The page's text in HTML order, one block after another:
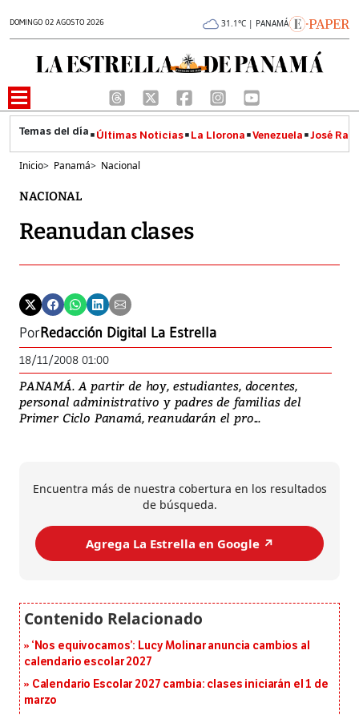
DOMINGO 02 AGOSTO 2026 31.1°C | PANAMÁ
Últimas Noticias La Llorona Venezuela José
Inicio> Panamá> Nacional
NACIONAL
Reanudan clases
PorRedacción Digital La Estrella
18/11/2008 01:00
PANAMÁ. A partir de hoy, estudiantes, docentes,
personal administrativo y padres de familias del
Primer Ciclo Panamá, reanudarán el pro...
Encuentra más de nuestra cobertura en los resultados
de búsqueda.
Agrega La Estrella en Google ↗️
‘Nos equivocamos’: Lucy Molinar anuncia cambios al
calendario escolar 2027
Calendario Escolar 2027 cambia: clases iniciarán el 1 de
marzo